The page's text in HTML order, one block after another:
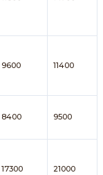
9600 11400
8400 9500
17300 21000